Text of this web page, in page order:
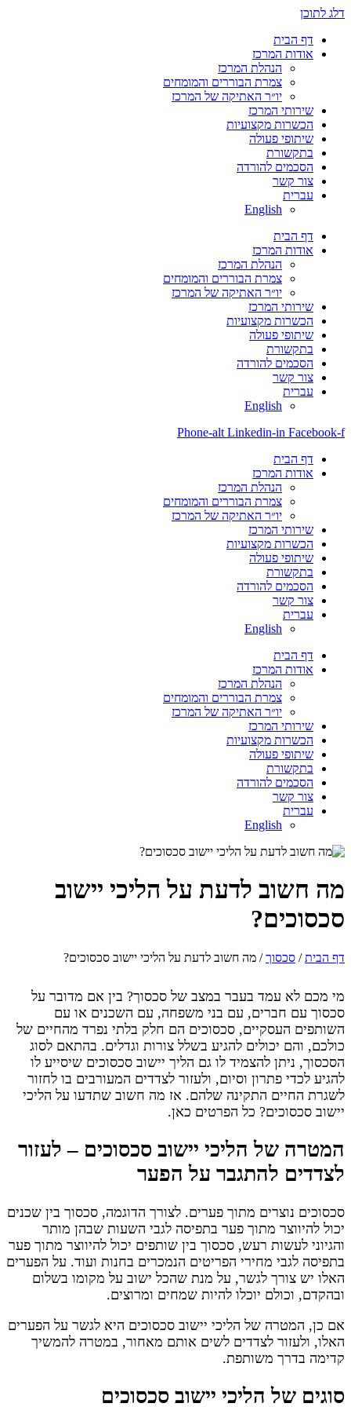
דלג לתוכן
דף הבית
אודות המרכז
הנהלת המרכז
צמרת הבוררים והמומחים
יו״ר האתיקה של המרכז
שירותי המרכז
הכשרות מקצועיות
שיתופי פעולה
בתקשורת
הסכמים להורדה
צור קשר
עברית
English
דף הבית
אודות המרכז
הנהלת המרכז
צמרת הבוררים והמומחים
יו״ר האתיקה של המרכז
שירותי המרכז
הכשרות מקצועיות
שיתופי פעולה
בתקשורת
הסכמים להורדה
צור קשר
עברית
English
Phone-alt Linkedin-in Facebook-f
דף הבית
אודות המרכז
הנהלת המרכז
צמרת הבוררים והמומחים
יו״ר האתיקה של המרכז
שירותי המרכז
הכשרות מקצועיות
שיתופי פעולה
בתקשורת
הסכמים להורדה
צור קשר
עברית
English
דף הבית
אודות המרכז
הנהלת המרכז
צמרת הבוררים והמומחים
יו״ר האתיקה של המרכז
שירותי המרכז
הכשרות מקצועיות
שיתופי פעולה
בתקשורת
הסכמים להורדה
צור קשר
עברית
English
מה חשוב לדעת על הליכי יישוב
סכסוכים?
דף הבית/ סכסוך/ מה חשוב לדעת על הליכי יישוב סכסוכים?
מי מכם לא עמד בעבר במצב של סכסוך? בין אם מדובר על
סכסוך עם חברים, עם בני משפחה, עם השכנים או עם
השותפים העסקיים, סכסוכים הם חלק בלתי נפרד מהחיים של
כולכם, והם יכולים להגיע בשלל צורות וגדלים. בהתאם לסוג
הסכסוך, ניתן להצמיד לו גם הליך יישוב סכסוכים שיסייע לו
להגיע לכדי פתרון וסיום, ולעזור לצדדים המעורבים בו לחזור
לשגרת החיים התקינה שלהם. אז מה חשוב שתדעו על הליכי
יישוב סכסוכים? כל הפרטים כאן.
המטרה של הליכי יישוב סכסוכים – לעזור
לצדדים להתגבר על הפער
סכסוכים נוצרים מתוך פערים. לצורך הדוגמה, סכסוך בין שכנים
יכול להיווצר מתוך פער בתפיסה לגבי השעות שבהן מותר
והגיוני לעשות רעש, סכסוך בין שותפים יכול להיווצר מתוך פער
בתפיסה לגבי מחירי הפריטים הנמכרים בחנות ועוד. על הפערים
האלו יש צורך לגשר, על מנת שהכל ישוב על מקומו בשלום
ובהקדם, וכולם יוכלו להיות שמחים ומרוצים.
אם כן, המטרה של הליכי יישוב סכסוכים היא לגשר על הפערים
האלו, ולעזור לצדדים לשים אותם מאחור, במטרה להמשיך
קדימה בדרך משותפת.
סוגים של הליכי יישוב סכסוכים